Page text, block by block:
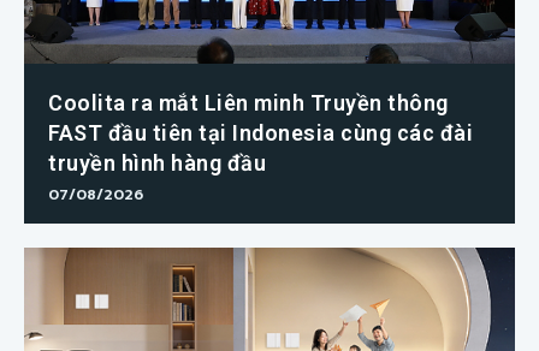
Coolita ra mắt Liên minh Truyền thông
FAST đầu tiên tại Indonesia cùng các đài
truyền hình hàng đầu
07/08/2026